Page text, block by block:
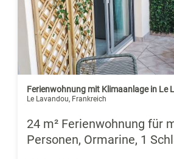
Ferienwohnung mit Klimaanlage in Le
Le Lavandou, Frankreich
24 m² Ferienwohnung für
Personen, Ormarine, 1